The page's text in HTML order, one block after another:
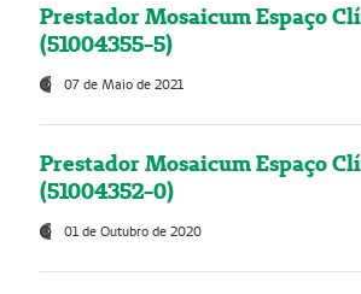
Prestador Mosaicum Espaço
(51004355-5)
07 de Maio de 2021
Prestador Mosaicum Espaço
(51004352-0)
01 de Outubro de 2020